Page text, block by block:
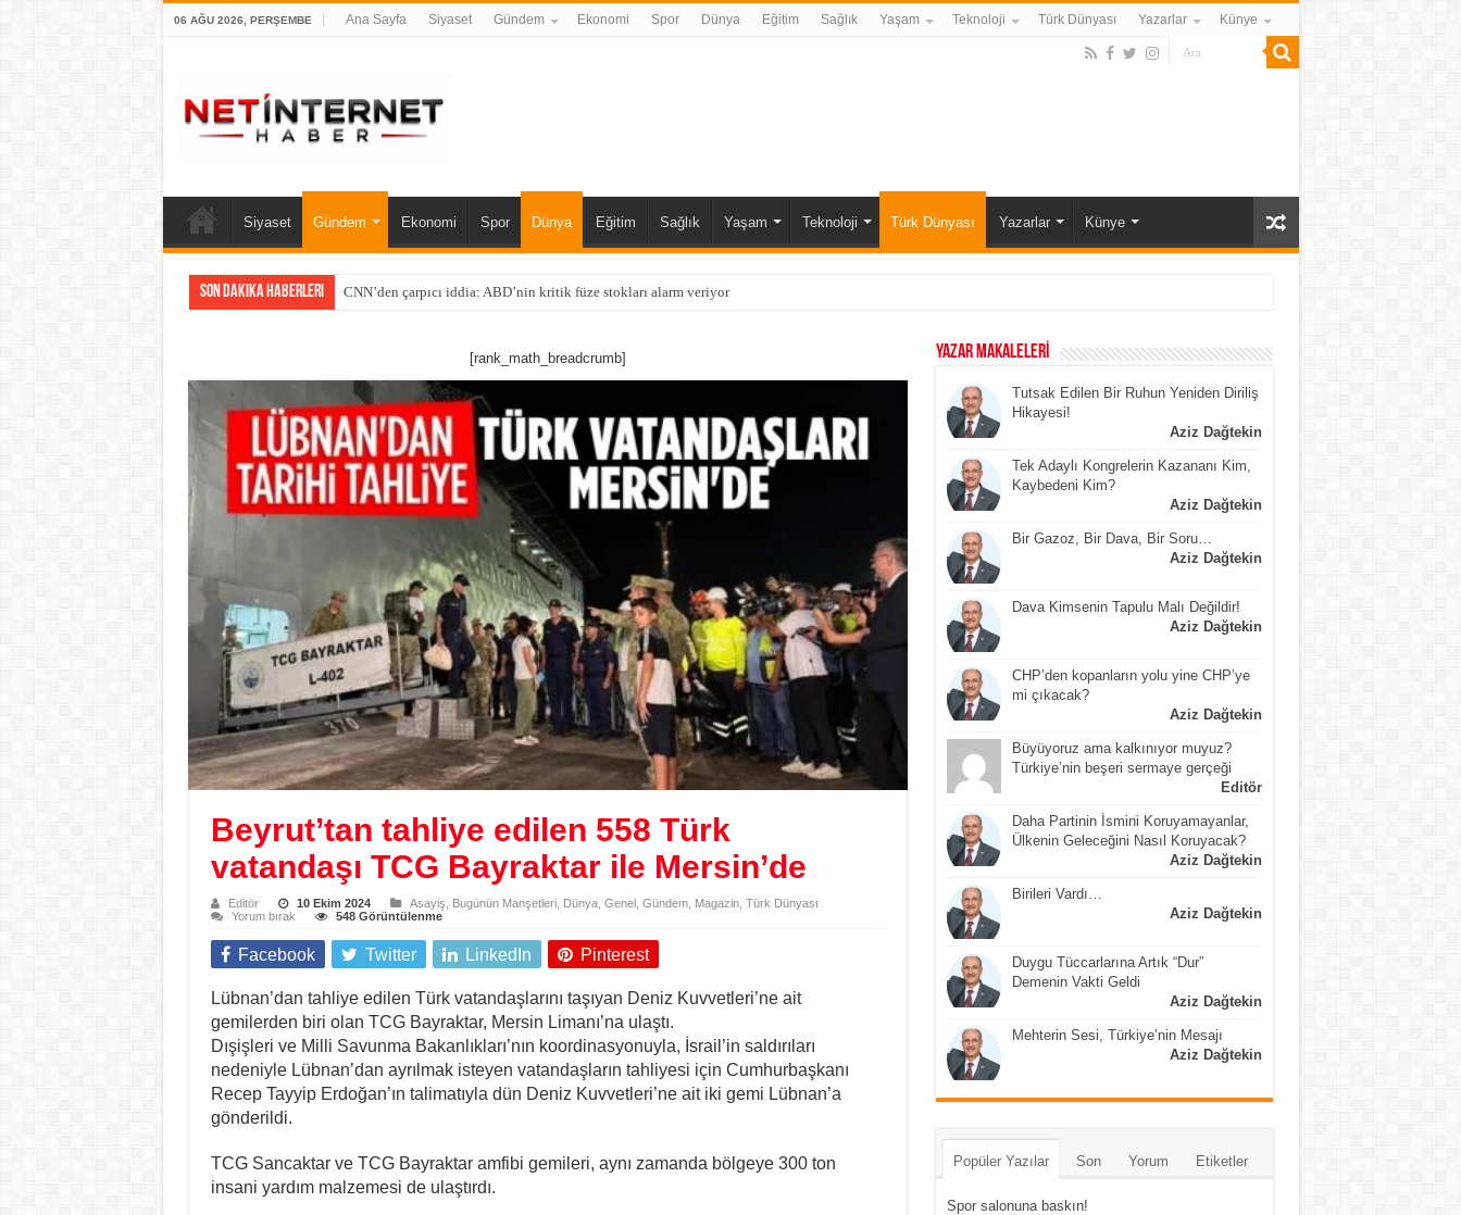
06 AĞU 2026, PERŞEMBE Ana Sayfa Siyaset Gündem Ekonomi Spor Dünya Eğitim Sağlık Yaşam Teknoloji Türk Dünyası Yazarlar Künye
Siyaset Gündem Ekonomi Spor Dünya Eğitim Sağlık Yaşam Teknoloji Türk Dünyası Yazarlar Künye
Son Dakika Haberleri CNN’den çarpıcı iddia: ABD’nin kritik füze stokları alarm veriyor
[rank_math_breadcrumb]
Beyrut’tan tahliye edilen 558 Türk
vatandaşı TCG Bayraktar ile Mersin’de
Editör 10 Ekim 2024 Asayiş Bugünün Manşetleri, Dünya, Genel, Gündem, Magazin, Türk Dünyası
Yorum bırak
548 Görüntülenme
Facebook Twitter LinkedIn Pinterest
Lübnan’dan tahliye edilen Türk vatandaşlarını taşıyan Deniz Kuvvetleri’ne ait
gemilerden biri olan TCG Bayraktar, Mersin Limanı’na ulaştı.
Dışişleri ve Milli Savunma Bakanlıkları’nın koordinasyonuyla, İsrail’in saldırıları
nedeniyle Lübnan’dan ayrılmak isteyen vatandaşların tahliyesi için Cumhurbaşkanı
Recep Tayyip Erdoğan’ın talimatıyla dün Deniz Kuvvetleri’ne ait iki gemi Lübnan’a
gönderildi.
TCG Sancaktar ve TCG Bayraktar amfibi gemileri, aynı zamanda bölgeye 300 ton
insani yardım malzemesi de ulaştırdı.
YAZAR MAKALELERİ
Tutsak Edilen Bir Ruhun Yeniden Diriliş
Hikayesi!
Aziz Dağtekin
Tek Adaylı Kongrelerin Kazananı Kim,
Kaybedeni Kim?
Aziz Dağtekin
Bir Gazoz, Bir Dava, Bir Soru…
Aziz Dağtekin
Dava Kimsenin Tapulu Malı Değildir!
Aziz Dağtekin
CHP’den kopanların yolu yine CHP’ye
mi çıkacak?
Aziz Dağtekin
Büyüyoruz ama kalkınıyor muyuz?
Türkiye’nin beşeri sermaye gerçeği
Editör
Daha Partinin İsmini Koruyamayanlar,
Ülkenin Geleceğini Nasıl Koruyacak?
Aziz Dağtekin
Birileri Vardı…
Aziz Dağtekin
Duygu Tüccarlarına Artık “Dur”
Demenin Vakti Geldi
Aziz Dağtekin
Mehterin Sesi, Türkiye’nin Mesajı
Aziz Dağtekin
Popüler Yazılar Son Yorum Etiketler
Spor salonuna baskın!